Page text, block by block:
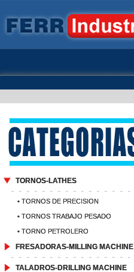
TORNOS-LATHES
• TORNOS DE PRECISION
• TORNOS TRABAJO PESADO
• TORNO PETROLERO
FRESADORAS-MILLING MACHINE
TALADROS-DRILLING MACHINE